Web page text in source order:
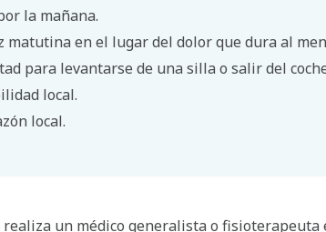
la mañana.
matutina en el lugar del dolor que dura al
para levantarse de una silla o salir del
local.
local.
realiza un médico generalista o fisioterapeuta